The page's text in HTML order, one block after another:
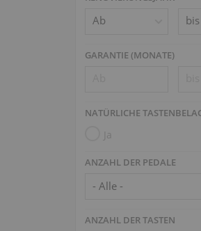
GARANTIE (MONATE)
NATÜRLICHE
Ja
ANZAHL DER PEDALE
ANZAHL DER TASTEN